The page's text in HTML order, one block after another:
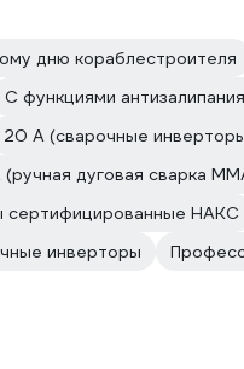
дню кораблестроителя
С функциями
20 А (сварочные
дуговая сварка
сертифицированные НАКС
инверторы